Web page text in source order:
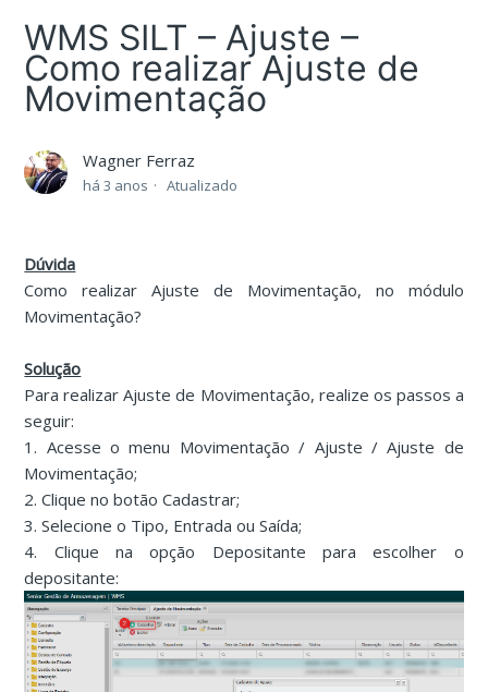
WMS SILT – Ajuste –
Como realizar Ajuste de
Movimentação
Wagner Ferraz
há 3 anos Atualizado
Dúvida
Como realizar Ajuste de Movimentação, no módulo
Movimentação?
Solução
Para realizar Ajuste de Movimentação, realize os passos a
seguir:
1. Acesse o menu Movimentação / Ajuste / Ajuste de
Movimentação;
2. Clique no botão Cadastrar;
3. Selecione o Tipo, Entrada ou Saída;
4. Clique na opção Depositante para escolher o
depositante: